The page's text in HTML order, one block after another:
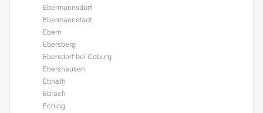
Ebermannsdorf
Ebermannstadt
Ebern
Ebersberg
Ebersdorf bei Coburg
Ebershausen
Ebnath
Ebrach
Eching